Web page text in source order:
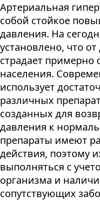
Я принимаю
об обработке
данных."
Артериальная
собой стойкое
давления. На
установлено, что
страдает примерно
населения.
использует
различных
созданных для
давления к
препараты имеют
действия, поэтому
выполняться с
организма и
сопутствующих